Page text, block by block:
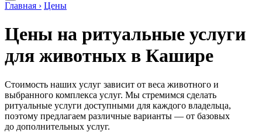
Главная › Цены
Цены на ритуальные услуги
для животных в Кашире
Стоимость наших услуг зависит от веса животного и
выбранного комплекса услуг. Мы стремимся сделать
ритуальные услуги доступными для каждого владельца,
поэтому предлагаем различные варианты — от базовых
до дополнительных услуг.